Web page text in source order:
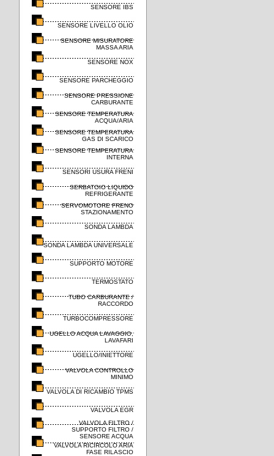
SENSORE IBS
SENSORE LIVELLO OLIO
SENSORE MISURATORE
MASSA ARIA
SENSORE NOX
SENSORE PARCHEGGIO
SENSORE PRESSIONE
CARBURANTE
SENSORE TEMPERATURA
ACQUA/ARIA
SENSORE TEMPERATURA
GAS DI SCARICO
SENSORE TEMPERATURA
INTERNA
SENSORI USURA FRENI
SERBATOIO LIQUIDO
REFRIGERANTE
SERVOMOTORE FRENO
STAZIONAMENTO
SONDA LAMBDA
SONDA LAMBDA UNIVERSALE
SUPPORTO MOTORE
TERMOSTATO
TUBO CARBURANTE /
RACCORDO
TURBOCOMPRESSORE
UGELLO ACQUA LAVAGGIO,
LAVAFARI
UGELLO/INIETTORE
VALVOLA CONTROLLO
MINIMO
VALVOLA DI RICAMBIO TPMS
VALVOLA EGR
VALVOLA FILTRO /
SUPPORTO FILTRO /
SENSORE ACQUA
VALVOLA RICIRCOLO ARIA
FASE RILASCIO